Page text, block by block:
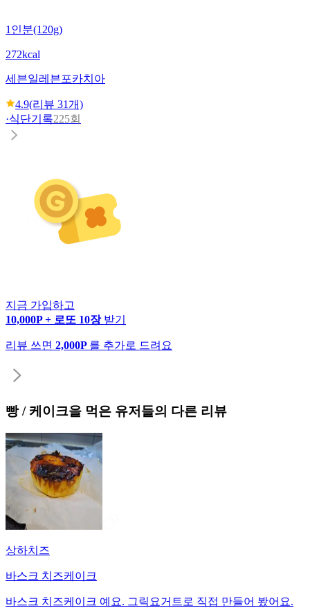
1인분(120g)
272kcal
세븐일레븐포카치아
4.9(리뷰 31개)
·식단기록225회
지금 가입하고
10,000P + 로또 10장 받기
리뷰 쓰면 2,000P 를 추가로 드려요
빵 / 케이크을 먹은 유저들의 다른 리뷰
상하치즈
바스크 치즈케이크
바스크 치즈케이크 예요. 그릭요거트로 직접 만들어 봤어요.